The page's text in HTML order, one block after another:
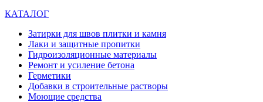
КАТАЛОГ
Затирки для швов плитки и камня
Лаки и защитные пропитки
Гидроизоляционные материалы
Ремонт и усиление бетона
Герметики
Добавки в строительные растворы
Моющие средства